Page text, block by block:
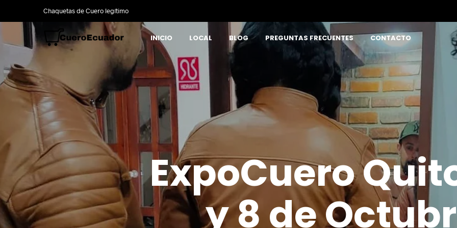
Chaquetas de Cuero legítimo
INICIO LOCAL BLOG PREGUNTAS FRECUENTES CONTACTO
ExpoCuero
y 8 de